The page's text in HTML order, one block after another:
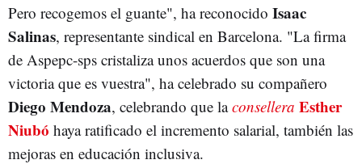
Pero recogemos el guante", ha reconocido Isaac
Salinas, representante sindical en Barcelona. "La firma
de Aspepc-sps cristaliza unos acuerdos que son una
victoria que es vuestra", ha celebrado su compañero
Diego Mendoza, celebrando que laconsellera Esther
Niubó haya ratificado el incremento salarial, también las
mejoras en educación inclusiva.